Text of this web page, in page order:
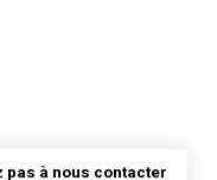
pas à nous contacter